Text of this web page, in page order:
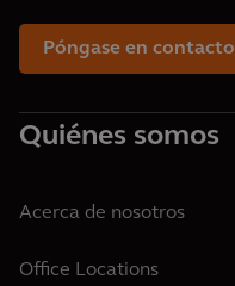
Póngase en contacto
Quiénes somos
Acerca de nosotros
Office Locations